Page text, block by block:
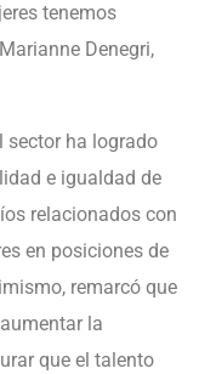
tenemos
Denegri,
sector ha logrado
e igualdad de
relacionados con
en posiciones de
remarcó que
la
que el talento